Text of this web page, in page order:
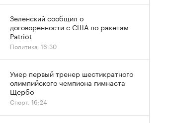
Зеленский сообщил о
договоренности с США по ракетам
Patriot
Политика, 16:30
Умер первый тренер шестикратного
олимпийского чемпиона гимнаста
Щербо
Спорт, 16:24